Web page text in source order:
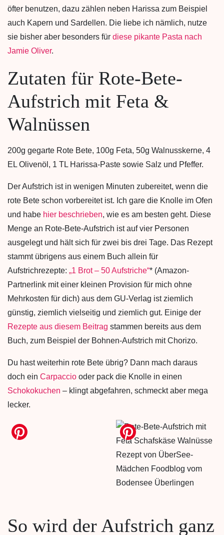
öfter benutzen, dazu zählen neben Harissa zum Beispiel
auch Kapern und Sardellen. Die liebe ich nämlich, nutze
sie bisher aber besonders für diese pikante Pasta nach
Jamie Oliver.
Zutaten für Rote-Bete-
Aufstrich mit Feta &
Walnüssen
200g gegarte Rote Bete, 100g Feta, 50g Walnusskerne, 4
EL Olivenöl, 1 TL Harissa-Paste sowie Salz und Pfeffer.
Der Aufstrich ist in wenigen Minuten zubereitet, wenn die
rote Bete schon vorbereitet ist. Ich gare die Knolle im Ofen
und habe hier beschrieben, wie es am besten geht. Diese
Menge an Rote-Bete-Aufstrich ist auf vier Personen
ausgelegt und hält sich für zwei bis drei Tage. Das Rezept
stammt übrigens aus einem Buch allein für
Aufstrichrezepte: „1 Brot – 50 Aufstriche“* (Amazon-
Partnerlink mit einer kleinen Provision für mich ohne
Mehrkosten für dich) aus dem GU-Verlag ist ziemlich
günstig, ziemlich vielseitig und ziemlich gut. Einige der
Rezepte aus diesem Beitrag stammen bereits aus dem
Buch, zum Beispiel der Bohnen-Aufstrich mit Chorizo.
Du hast weiterhin rote Bete übrig? Dann mach daraus
doch ein Carpaccio oder pack die Knolle in einen
Schokokuchen – klingt abgefahren, schmeckt aber mega
lecker.
So wird der Aufstrich ganz